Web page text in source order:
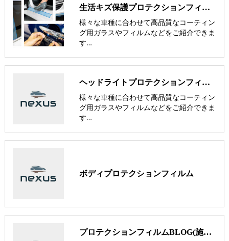
生活キズ保護プロテクションフィルム
様々な車種に合わせて高品質なコーティン
グ用ガラスやフィルムなどをご紹介できま
す…
ヘッドライトプロテクションフィルム(ヘッドライト研磨)は【nexus株式会社】
様々な車種に合わせて高品質なコーティン
グ用ガラスやフィルムなどをご紹介できま
す…
ボディプロテクションフィルム
プロテクションフィルムBLOG(施工事例)